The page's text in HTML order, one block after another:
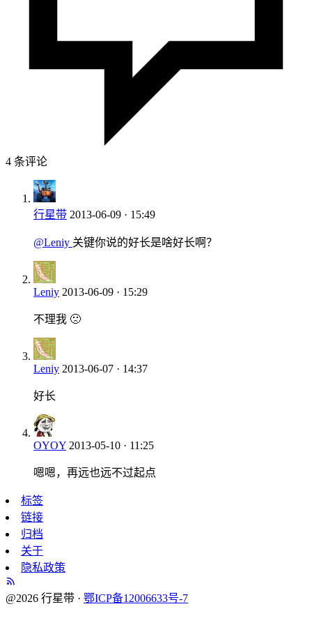
4 条评论
行星带 2013-06-09 · 15:49
@Leniy 关键你说的好长是啥好长啊？
Leniy 2013-06-09 · 15:29
不理我 🙁
Leniy 2013-06-07 · 14:37
好长
OYOY 2013-05-10 · 11:25
嗯嗯，再远也远不过起点
标签
链接
归档
关于
隐私政策
@2026 行星带 · 鄂ICP备12006633号-7